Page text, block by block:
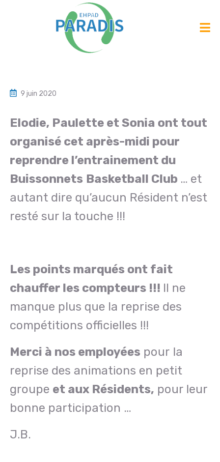
9 juin 2020
Elodie, Paulette et Sonia ont tout
organisé cet après-midi pour
reprendre l’entrainement du
Buissonnets Basketball Club … et
autant dire qu’aucun Résident n’est
resté sur la touche !!!
Les points marqués ont fait
chauffer les compteurs !!! Il ne
manque plus que la reprise des
compétitions officielles !!!
Merci à nos employées pour la
reprise des animations en petit
groupe et aux Résidents, pour leur
bonne participation …
J.B.